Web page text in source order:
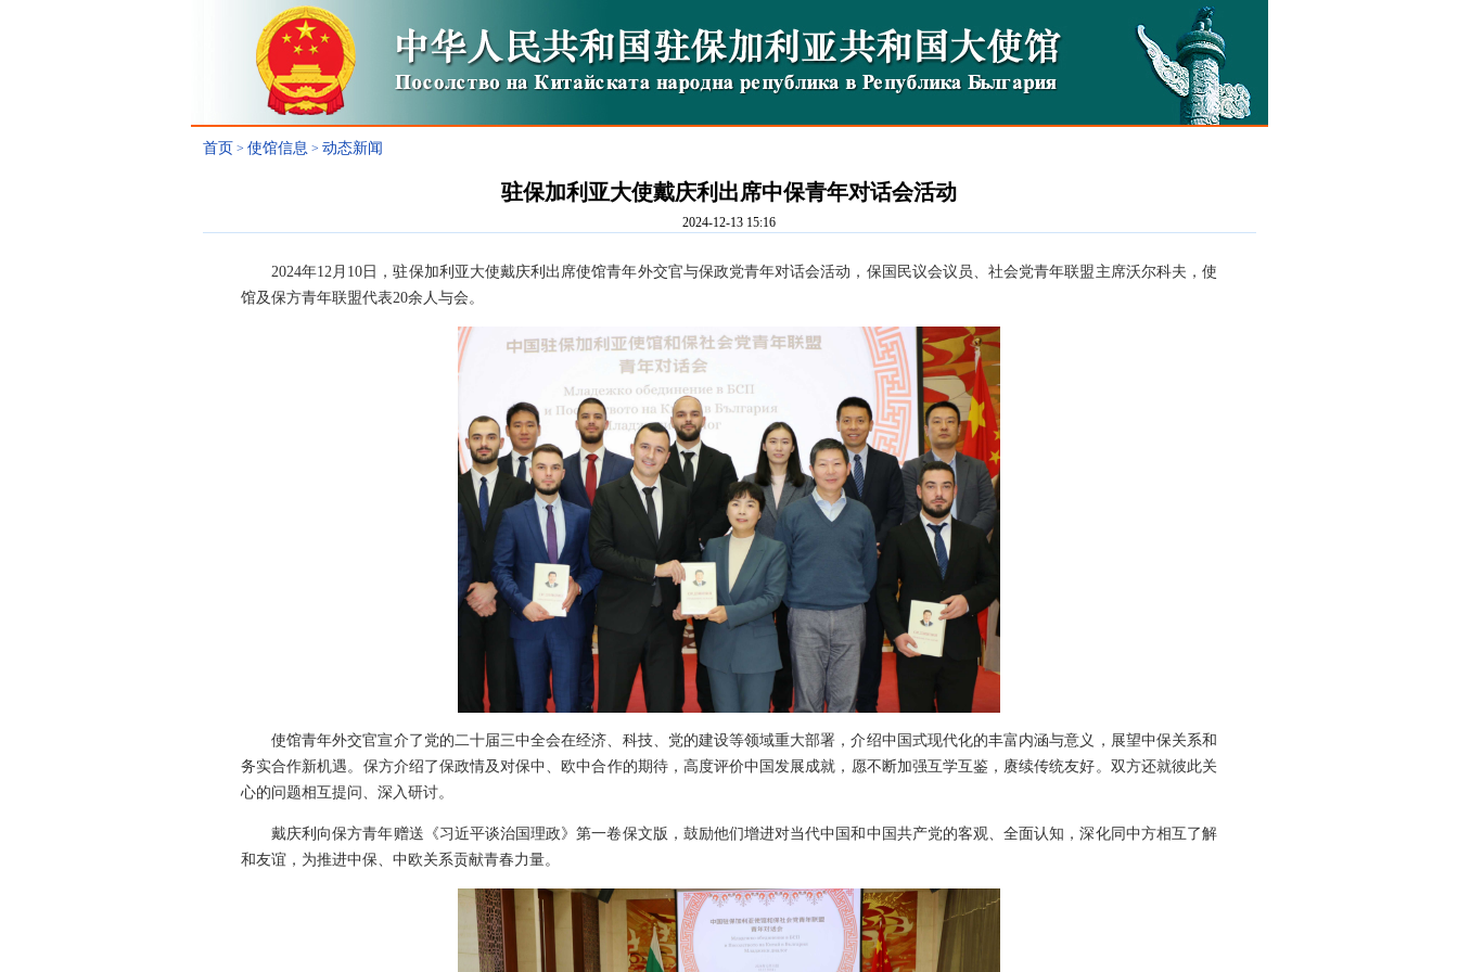
首页 > 使馆信息 > 动态新闻
驻保加利亚大使戴庆利出席中保青年对话会活动
2024-12-13 15:16
2024年12月10日，驻保加利亚大使戴庆利出席使馆青年外交官与保政党青年对话会活动，保国民议会议员、社会党青年联盟主席沃尔科夫，使
馆及保方青年联盟代表20余人与会。
使馆青年外交官宣介了党的二十届三中全会在经济、科技、党的建设等领域重大部署，介绍中国式现代化的丰富内涵与意义，展望中保关系和
务实合作新机遇。保方介绍了保政情及对保中、欧中合作的期待，高度评价中国发展成就，愿不断加强互学互鉴，赓续传统友好。双方还就彼此关
心的问题相互提问、深入研讨。
戴庆利向保方青年赠送《习近平谈治国理政》第一卷保文版，鼓励他们增进对当代中国和中国共产党的客观、全面认知，深化同中方相互了解
和友谊，为推进中保、中欧关系贡献青春力量。